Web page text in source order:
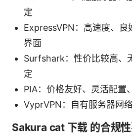
定
ExpressVPN：高速度、良
界面
Surfshark：性价比较高、
定
PIA：价格友好、灵活配置
VyprVPN：自有服务器网
Sakura cat 下载 的合规性